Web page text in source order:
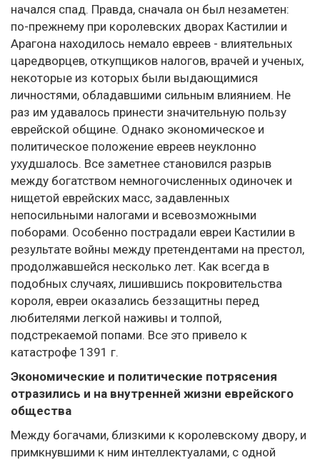
начался спад. Правда, сначала он был незаметен:
по-прежнему при королевских дворах Кастилии и
Арагона находилось немало евреев - влиятельных
царедворцев, откупщиков налогов, врачей и ученых,
некоторые из которых были выдающимися
личностями, обладавшими сильным влиянием. Не
раз им удавалось принести значительную пользу
еврейской общине. Однако экономическое и
политическое положение евреев неуклонно
ухудшалось. Все заметнее становился разрыв
между богатством немногочисленных одиночек и
нищетой еврейских масс, задавленных
непосильными налогами и всевозможными
поборами. Особенно пострадали евреи Кастилии в
результате войны между претендентами на престол,
продолжавшейся несколько лет. Как всегда в
подобных случаях, лишившись покровительства
короля, евреи оказались беззащитны перед
любителями легкой наживы и толпой,
подстрекаемой попами. Все это привело к
катастрофе 1391 г.
Экономические и политические потрясения
отразились и на внутренней жизни еврейского
общества
Между богачами, близкими к королевскому двору, и
примкнувшими к ним интеллектуалами, с одной